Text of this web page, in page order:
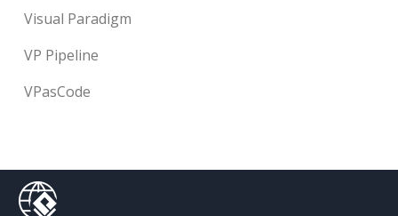
Visual Paradigm
VP Pipeline
VPasCode